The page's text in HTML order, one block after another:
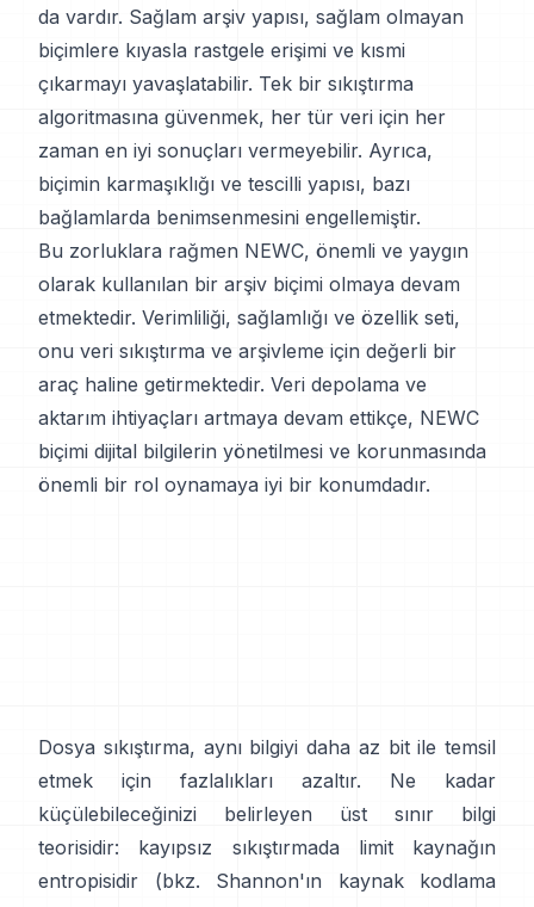
da vardır. Sağlam arşiv yapısı, sağlam olmayan
biçimlere kıyasla rastgele erişimi ve kısmi
çıkarmayı yavaşlatabilir. Tek bir sıkıştırma
algoritmasına güvenmek, her tür veri için her
zaman en iyi sonuçları vermeyebilir. Ayrıca,
biçimin karmaşıklığı ve tescilli yapısı, bazı
bağlamlarda benimsenmesini engellemiştir.
Bu zorluklara rağmen NEWC, önemli ve yaygın
olarak kullanılan bir arşiv biçimi olmaya devam
etmektedir. Verimliliği, sağlamlığı ve özellik seti,
onu veri sıkıştırma ve arşivleme için değerli bir
araç haline getirmektedir. Veri depolama ve
aktarım ihtiyaçları artmaya devam ettikçe, NEWC
biçimi dijital bilgilerin yönetilmesi ve korunmasında
önemli bir rol oynamaya iyi bir konumdadır.
Dosya sıkıştırma, aynı bilgiyi daha az bit ile temsil
etmek için fazlalıkları azaltır. Ne kadar
küçülebileceğinizi belirleyen üst sınır bilgi
teorisidir: kayıpsız sıkıştırmada limit kaynağın
entropisidir (bkz. Shannon'ın kaynak kodlama